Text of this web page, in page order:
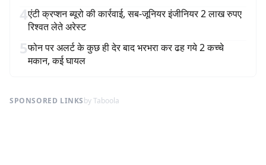
4एंटी क्रप्शन ब्यूरो की कार्रवाई, सब-जूनियर इंजीनियर 2 लाख रुपए
रिश्वत लेते अरेस्ट
5फोन पर अलर्ट के कुछ ही देर बाद भरभरा कर ढह गये 2 कच्चे
मकान, कई घायल
SPONSORED LINKSby Taboola